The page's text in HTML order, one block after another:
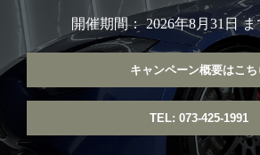
開催期間： 2026年8月31日
キャンペーン概要はこち
TEL: 073-425-1991